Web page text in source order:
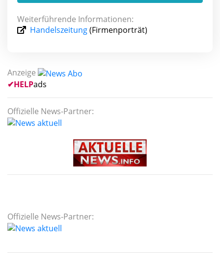
Weiterführende Informationen:
Handelszeitung(Firmenporträt)
Anzeige
✔HELPads
Offizielle News-Partner:
Offizielle News-Partner: